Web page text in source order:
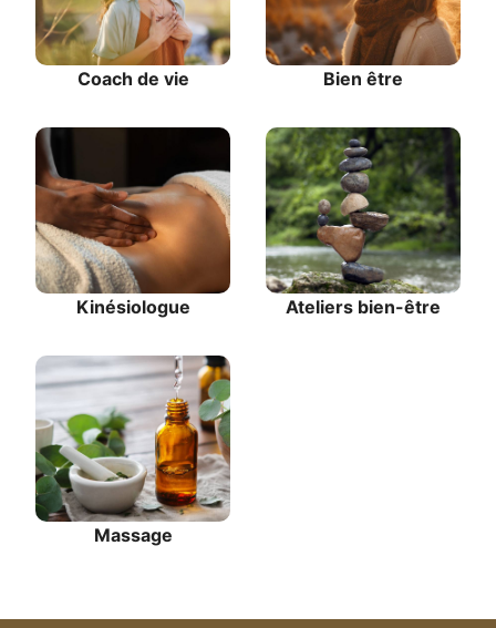
Coach de vie Bien être
Kinésiologue Ateliers bien-être
Massage